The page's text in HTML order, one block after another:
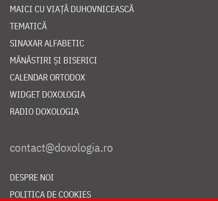
MAICI CU VIAȚĂ DUHOVNICEASCĂ
TEMATICĂ
SINAXAR ALFABETIC
MĂNĂSTIRI ȘI BISERICI
CALENDAR ORTODOX
WIDGET DOXOLOGIA
RADIO DOXOLOGIA
DESPRE NOI
POLITICA DE COOKIES